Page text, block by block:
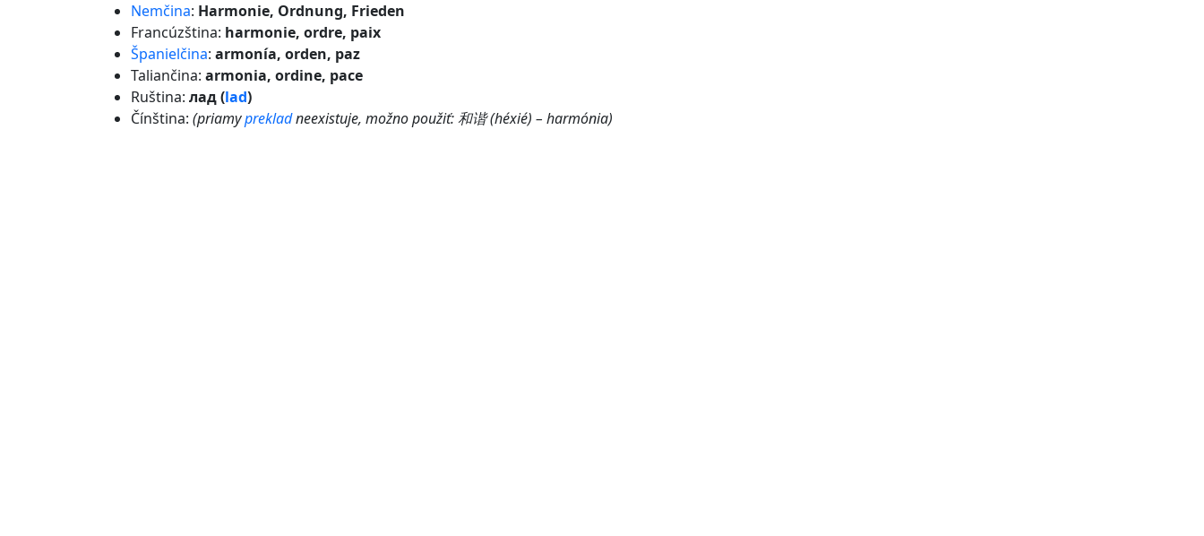
Nemčina: Harmonie, Ordnung, Frieden
Francúzština: harmonie, ordre, paix
Španielčina: armonía, orden, paz
Taliančina: armonia, ordine, pace
Ruština: лад (lad)
Čínština: (priamyprekladneexistuje, možno použiť: 和谐 (héxié) – harmónia)